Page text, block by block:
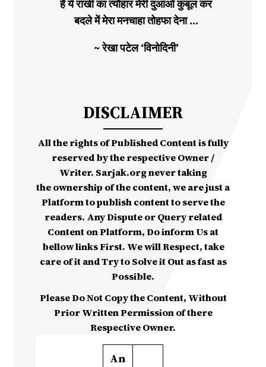
है ये राखी का त्यौहार मेरी दुआओं कुबूल कर
बदले में मेरा मनचाहा तोहफा देना …
~ रेखा पटेल ‘विनोदिनी’
DISCLAIMER
All the rights of Published Content is fully
reserved by the respective Owner /
Writer. Sarjak.org never taking
the ownership of the content, we are just a
Platform to publish content to serve the
readers. Any Dispute or Query related
Content on Platform, Do inform Us at
bellow links First. We will Respect, take
care of it and Try to Solve it Out as fast as
Possible.
Please Do Not Copy the Content, Without
Prior Written Permission of there
Respective Owner.
An